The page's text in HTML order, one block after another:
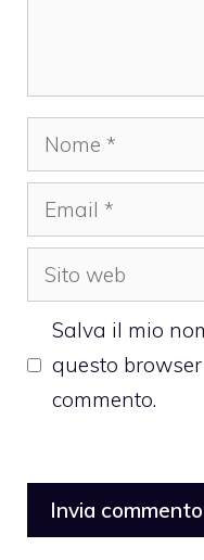
Nome
Email
Sito
web
Salva il mio
questo
commento.